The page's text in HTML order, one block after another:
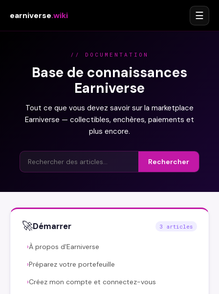
earniverse.wiki ☰
// DOCUMENTATION
Base de connaissances
Earniverse
Tout ce que vous devez savoir sur la marketplace
Earniverse — collectibles, enchères, paiements et
plus encore.
Rechercher
🚀Démarrer 3 articles
›À propos d'Earniverse
›Préparez votre portefeuille
›Créez mon compte et connectez-vous